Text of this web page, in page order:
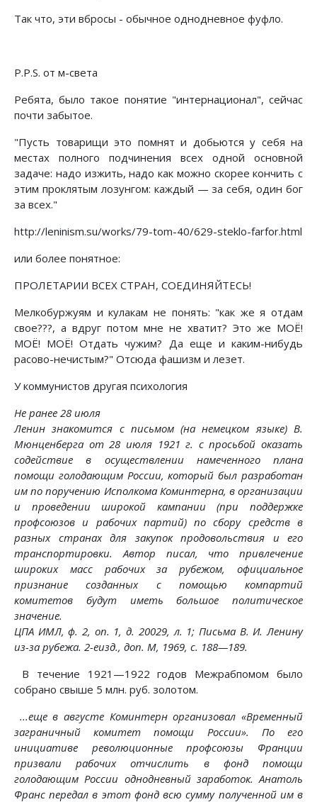
Так что, эти вбросы - обычное однодневное фуфло.
P.P.S. от м-света
Ребята, было такое понятие "интернационал", сейчас
почти забытое.
"Пусть товарищи это помнят и добьются у себя на
местах полного подчинения всех одной основной
задаче: надо изжить, надо как можно скорее кончить с
этим проклятым лозунгом: каждый — за себя, один бог
за всех."
http://leninism.su/works/79-tom-40/629-steklo-farfor.html
или более понятное:
ПРОЛЕТАРИИ ВСЕХ СТРАН, СОЕДИНЯЙТЕСЬ!
Мелкобуржуям и кулакам не понять: "как же я отдам
свое???, а вдруг потом мне не хватит? Это же МОЁ!
МОЁ! МОЁ! Отдать чужим? Да еще и каким-нибудь
расово-нечистым?" Отсюда фашизм и лезет.
У коммунистов другая психология
Не ранее 28 июля
Ленин знакомится с письмом (на немецком языке) В.
Мюнценберга от 28 июля 1921 г. с просьбой оказать
содействие в осуществлении намеченного плана
помощи голодающим России, который был разработан
им по поручению Исполкома Коминтерна, в организации
и проведении широкой кампании (при поддержке
профсоюзов и рабочих партий) по сбору средств в
разных странах для закупок продовольствия и его
транспортировки. Автор писал, что привлечение
широких масс рабочих за рубежом, официальное
признание созданных с помощью компартий
комитетов будут иметь большое политическое
значение.
ЦПА ИМЛ, ф. 2, on. 1, д. 20029, л. 1; Письма В. И. Ленину
из-за рубежа. 2-еизд., доп. М, 1969, с. 188—189.
В течение 1921—1922 годов Межрабпомом было
собрано свыше 5 млн. руб. золотом.
...еще в августе Коминтерн организовал «Временный
заграничный комитет помощи России». По его
инициативе революционные профсоюзы Франции
призвали рабочих отчислить в фонд помощи
голодающим России однодневный заработок. Анатоль
Франс передал в этот фонд всю сумму полученной им в